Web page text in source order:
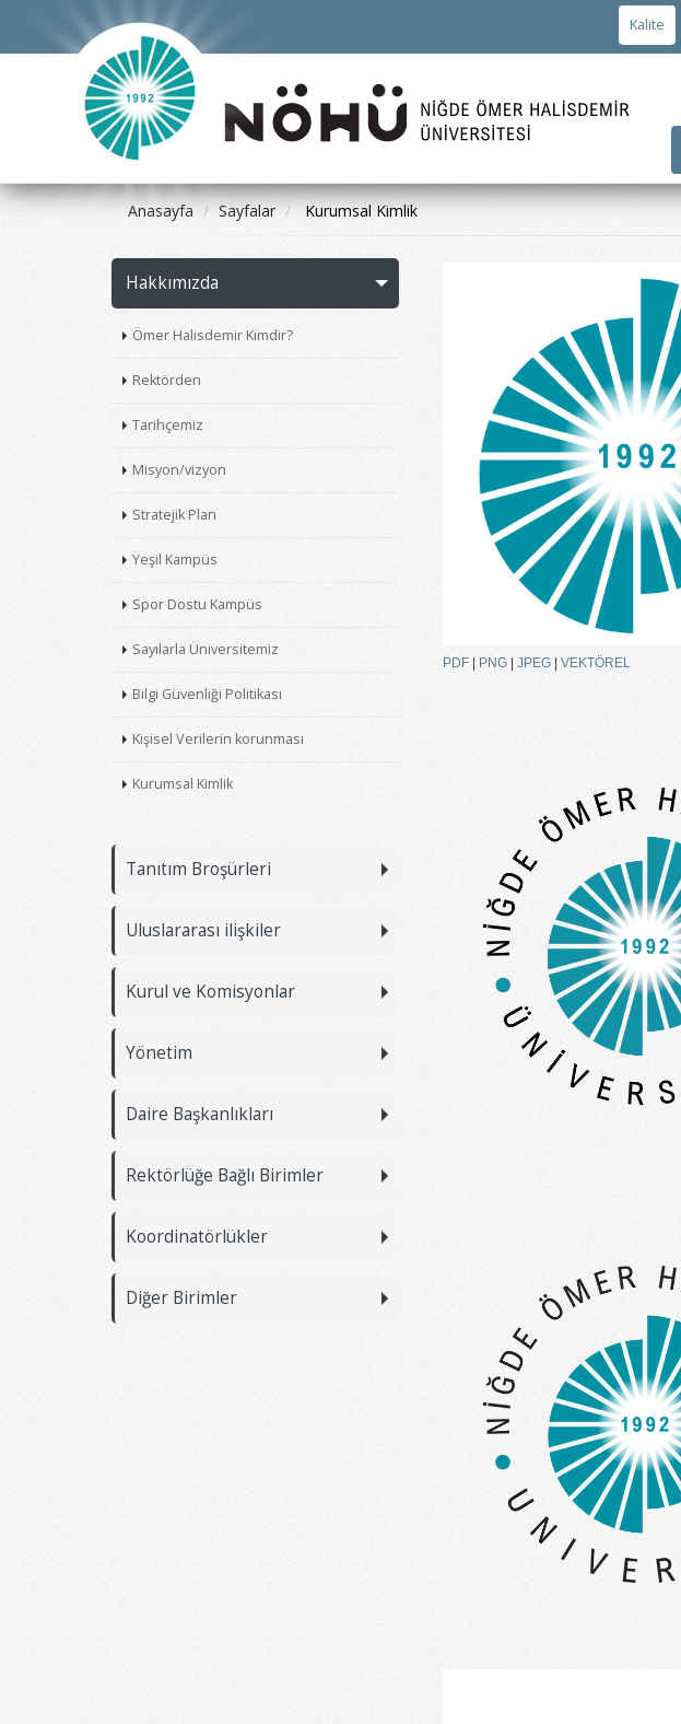
Kalite
Anasayfa Sayfalar Kurumsal Kimlik
Hakkımızda
Ömer Halisdemir Kimdir?
Rektörden
Tarihçemiz
Misyon/vizyon
Stratejik Plan
Yeşil Kampüs
Spor Dostu Kampüs
Sayılarla Üniversitemiz
Bilgi Güvenliği Politikası
Kişisel Verilerin korunması
Kurumsal Kimlik
Tanıtım Broşürleri
Uluslararası ilişkiler
Kurul ve Komisyonlar
Yönetim
Daire Başkanlıkları
Rektörlüğe Bağlı Birimler
Koordinatörlükler
Diğer Birimler
PDF| PNG| JPEG| VEKTÖREL